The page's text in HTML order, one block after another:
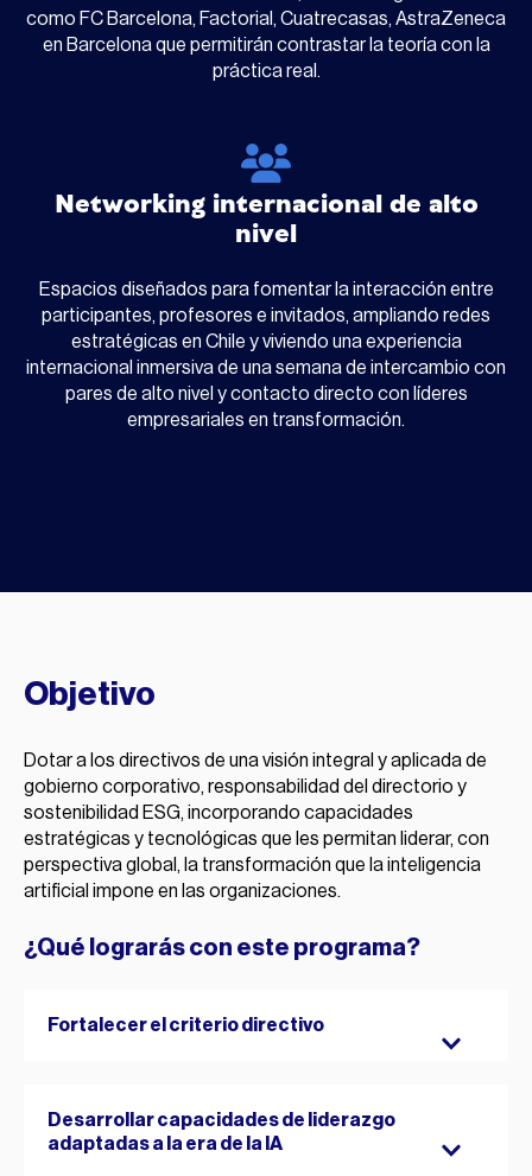
como FC Barcelona, Factorial, Cuatrecasas, AstraZeneca
en Barcelona que permitirán contrastar la teoría con la
práctica real.
Networking internacional de alto
nivel
Espacios diseñados para fomentar la interacción entre
participantes, profesores e invitados, ampliando redes
estratégicas en Chile y viviendo una experiencia
internacional inmersiva de una semana de intercambio con
pares de alto nivel y contacto directo con líderes
empresariales en transformación.
Objetivo
Dotar a los directivos de una visión integral y aplicada de
gobierno corporativo, responsabilidad del directorio y
sostenibilidad ESG, incorporando capacidades
estratégicas y tecnológicas que les permitan liderar, con
perspectiva global, la transformación que la inteligencia
artificial impone en las organizaciones.
¿Qué lograrás con este programa?
Fortalecer el criterio directivo
de decisiones sólida en entornos globales y
altamente regulados, actualizando la visión de
Desarrollar capacidades de liderazgo
adaptadas a la era de la IA